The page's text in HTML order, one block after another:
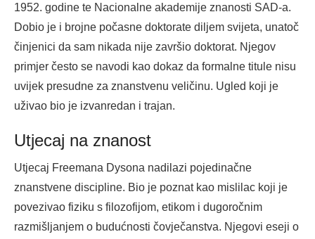
1952. godine te Nacionalne akademije znanosti SAD-a.
Dobio je i brojne počasne doktorate diljem svijeta, unatoč
činjenici da sam nikada nije završio doktorat. Njegov
primjer često se navodi kao dokaz da formalne titule nisu
uvijek presudne za znanstvenu veličinu. Ugled koji je
uživao bio je izvanredan i trajan.
Utjecaj na znanost
Utjecaj Freemana Dysona nadilazi pojedinačne
znanstvene discipline. Bio je poznat kao mislilac koji je
povezivao fiziku s filozofijom, etikom i dugoročnim
razmišljanjem o budućnosti čovječanstva. Njegovi eseji o